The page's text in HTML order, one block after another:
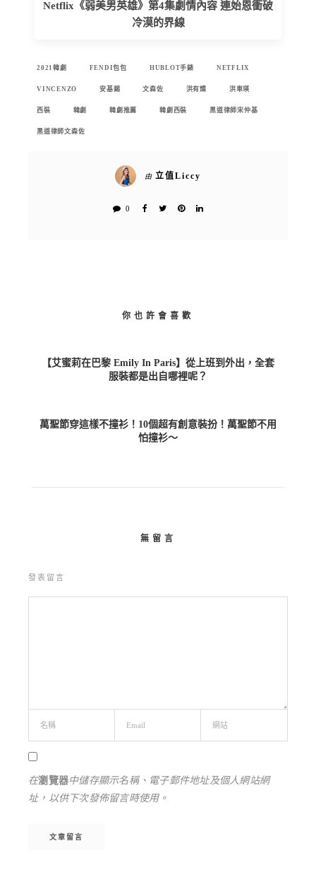
Netflix《弱美男英雄》第4集劇情內容 連始恩衝破
冷漠的界線
2021韓劇 FENDI包包 HUBLOT手錶 NETFLIX
VINCENZO 安基錫 文森佐 洪有燦 洪車瑛
西裝 韓劇 韓劇推薦 韓劇西裝 黑道律師宋仲基
黑道律師文森佐
由 立值Liccy
0
你也許會喜歡
【艾蜜莉在巴黎 Emily In Paris】從上班到外出，全套
服裝都是出自哪裡呢？
萬聖節穿這樣不撞衫！10個超有創意裝扮！萬聖節不用
怕撞衫～
無留言
發表留言
在瀏覽器中儲存顯示名稱、電子郵件地址及個人網站網
址，以供下次發佈留言時使用。